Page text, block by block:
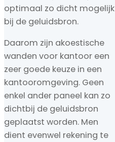
optimaal zo dicht mogelijk
bij de geluidsbron.
Daarom zijn akoestische
wanden voor kantoor een
zeer goede keuze in een
kantooromgeving. Geen
enkel ander paneel kan zo
dichtbij de geluidsbron
geplaatst worden. Men
dient evenwel rekening te